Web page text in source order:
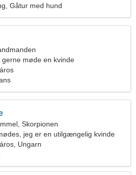
Gåtur med hund
gerne møde en kvinde
Skorpionen
jeg er en utilgængelig kvinde
Ungarn